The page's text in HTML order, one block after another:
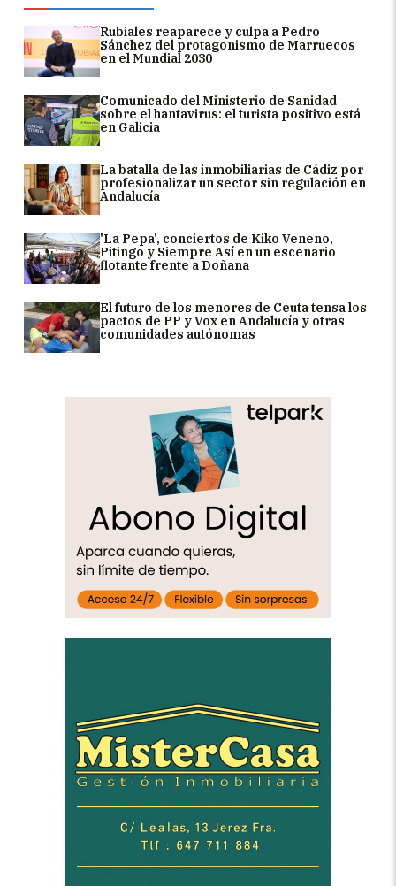
Rubiales reaparece y culpa a Pedro
Sánchez del protagonismo de Marruecos
en el Mundial 2030
Comunicado del Ministerio de Sanidad
sobre el hantavirus: el turista positivo está
en Galicia
La batalla de las inmobiliarias de Cádiz por
profesionalizar un sector sin regulación en
Andalucía
'La Pepa', conciertos de Kiko Veneno,
Pitingo y Siempre Así en un escenario
flotante frente a Doñana
El futuro de los menores de Ceuta tensa los
pactos de PP y Vox en Andalucía y otras
comunidades autónomas